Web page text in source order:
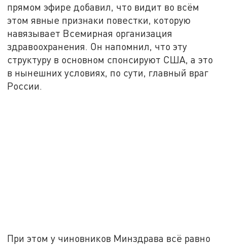
прямом эфире добавил, что видит во всём
этом явные признаки повестки, которую
навязывает Всемирная организация
здравоохранения. Он напомнил, что эту
структуру в основном спонсируют США, а это
в нынешних условиях, по сути, главный враг
России.
При этом у чиновников Минздрава всё равно